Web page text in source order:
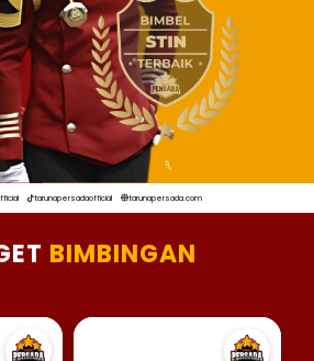
tarunapersadaofficial tarunapersada.com
BIMBINGAN